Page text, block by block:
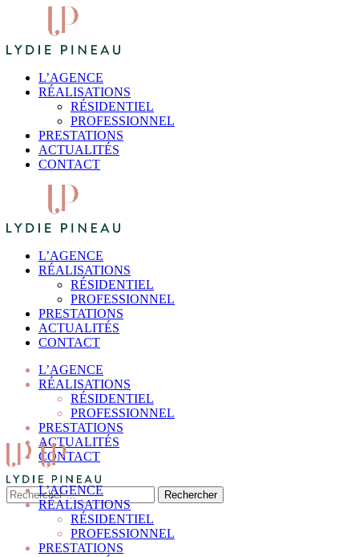
L’AGENCE
RÉALISATIONS
RÉSIDENTIEL
PROFESSIONNEL
PRESTATIONS
ACTUALITÉS
CONTACT
L’AGENCE
RÉALISATIONS
RÉSIDENTIEL
PROFESSIONNEL
PRESTATIONS
ACTUALITÉS
CONTACT
L’AGENCE
RÉALISATIONS
RÉSIDENTIEL
PROFESSIONNEL
PRESTATIONS
ACTUALITÉS
CONTACT
L’AGENCE
RÉALISATIONS
RÉSIDENTIEL
PROFESSIONNEL
PRESTATIONS